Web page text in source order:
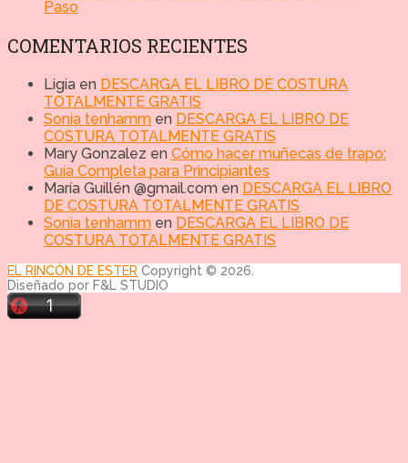
Paso
COMENTARIOS RECIENTES
Ligia en DESCARGA EL LIBRO DE COSTURA
TOTALMENTE GRATIS
Sonia tenhamm en DESCARGA EL LIBRO DE
COSTURA TOTALMENTE GRATIS
Mary Gonzalez en Cómo hacer muñecas de trapo:
Guía Completa para Principiantes
María Guillén @gmail.com en DESCARGA EL LIBRO
DE COSTURA TOTALMENTE GRATIS
Sonia tenhamm en DESCARGA EL LIBRO DE
COSTURA TOTALMENTE GRATIS
EL RINCÓN DE ESTER Copyright © 2026.
Diseñado por F&L STUDIO